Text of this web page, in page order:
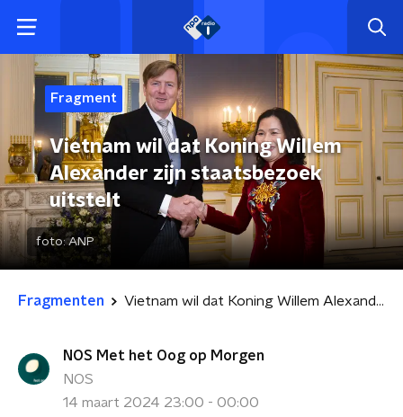
Fragment
Vietnam wil dat Koning Willem
Alexander zijn staatsbezoek
uitstelt
foto:ANP
Fragmenten Vietnam wil dat Koning Willem Alexander zijn staatsbezoek uitstelt
NOS Met het Oog op Morgen
NOS
14 maart 2024 23:00 - 00:00